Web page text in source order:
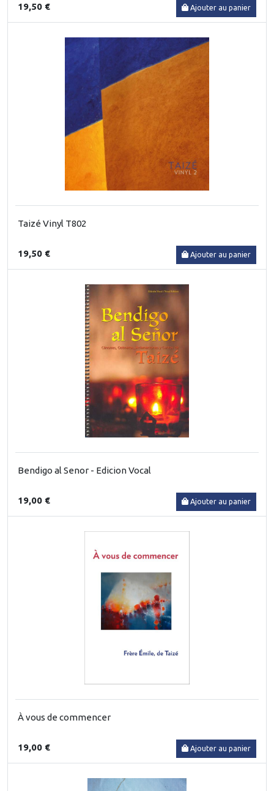
19,50 € Ajouter au panier
Taizé Vinyl T802
19,50 € Ajouter au panier
Bendigo al Senor - Edicion Vocal
19,00 € Ajouter au panier
À vous de commencer
19,00 € Ajouter au panier